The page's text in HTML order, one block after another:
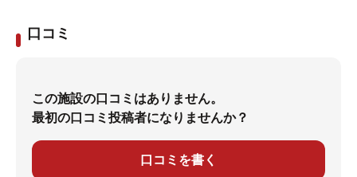
口コミ
この施設の口コミはありません。
最初の口コミ投稿者になりませんか？
口コミを書く